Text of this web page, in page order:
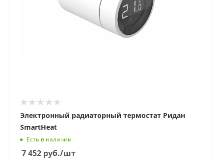
Электронный радиаторный термостат Ридан
SmartHeat
Есть в наличии
7 452 руб./шт